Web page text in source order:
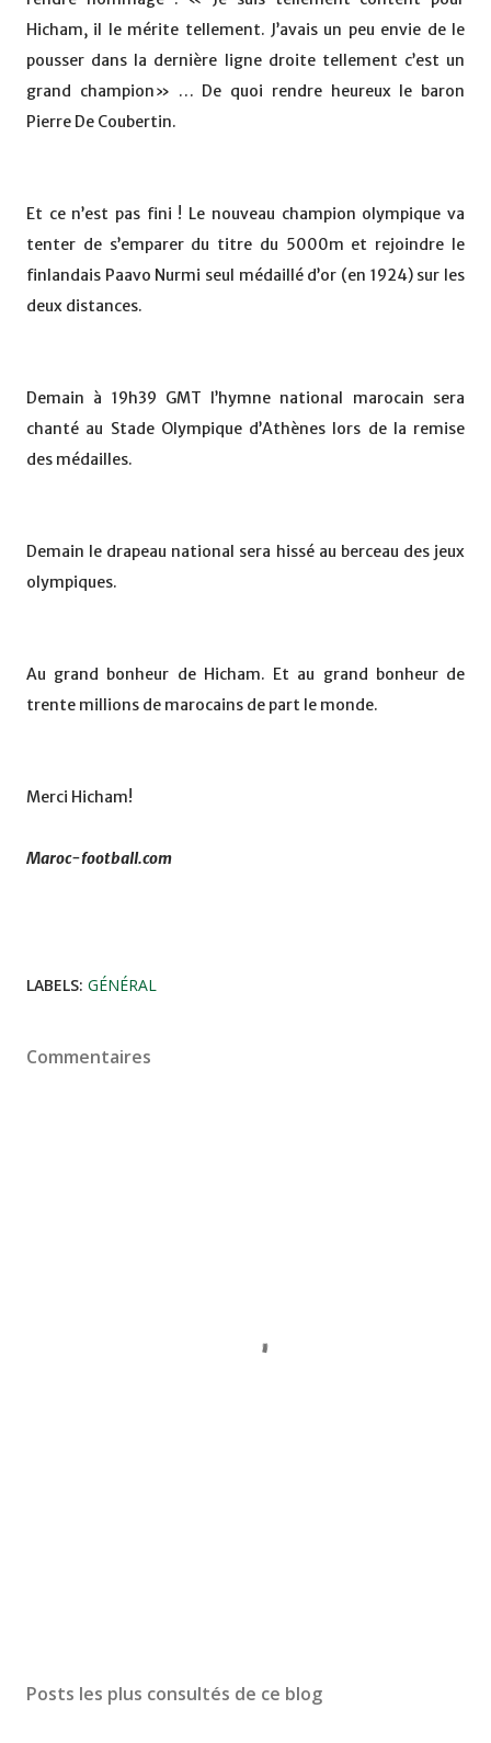
Hicham, il le mérite tellement. J’avais un peu envie de le
pousser dans la dernière ligne droite tellement c’est un
grand champion» … De quoi rendre heureux le baron
Pierre De Coubertin.
Et ce n’est pas fini ! Le nouveau champion olympique va
tenter de s’emparer du titre du 5000m et rejoindre le
finlandais Paavo Nurmi seul médaillé d’or (en 1924) sur les
deux distances.
Demain à 19h39 GMT l’hymne national marocain sera
chanté au Stade Olympique d’Athènes lors de la remise
des médailles.
Demain le drapeau national sera hissé au berceau des jeux
olympiques.
Au grand bonheur de Hicham. Et au grand bonheur de
trente millions de marocains de part le monde.
Merci Hicham!
Maroc-football.com
LABELS: GÉNÉRAL
Commentaires
Posts les plus consultés de ce blog